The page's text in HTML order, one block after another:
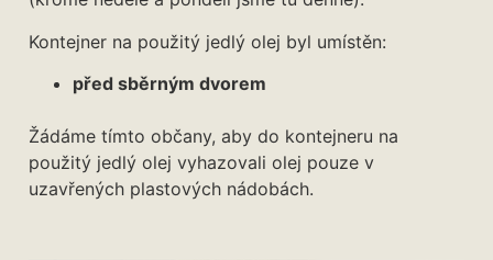
Kontejner na použitý jedlý olej byl umístěn:
před sběrným dvorem
Žádáme tímto občany, aby do kontejneru na
použitý jedlý olej vyhazovali olej pouze v
uzavřených plastových nádobách.